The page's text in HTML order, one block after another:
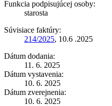
Funkcia podpisujúcej osoby:
starosta
Súvisiace faktúry:
214/2025, 10.6 .2025
Dátum dodania:
11. 6. 2025
Dátum vystavenia:
10. 6. 2025
Dátum zverejnenia:
10. 6. 2025